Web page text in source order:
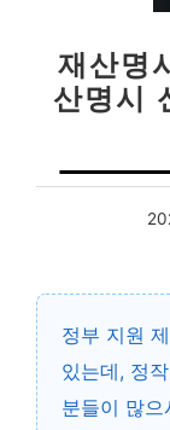
재산명
산명시
정부 지원
있는데, 정
분들이 많